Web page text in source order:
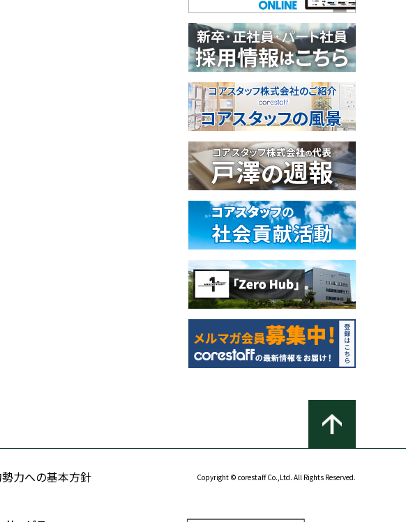
力への基本方針 Copyright © corestaff Co.,Ltd. All Rights Reserved.